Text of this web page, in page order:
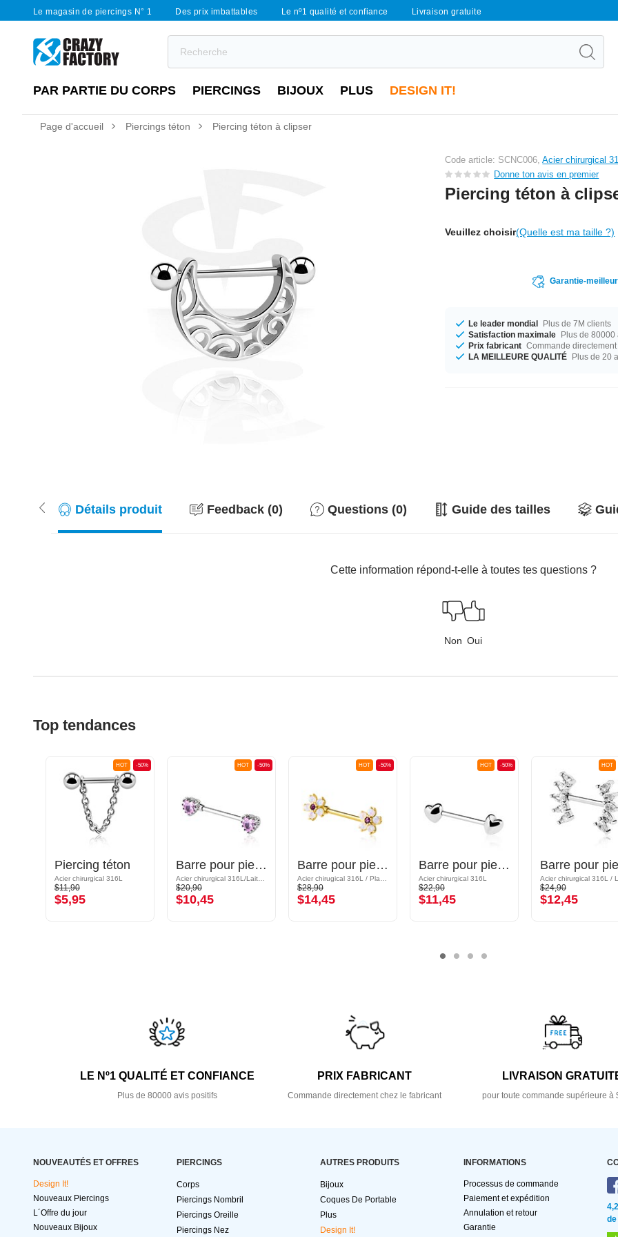
Le magasin de piercings N° 1 Des prix imbattables Le nº1 qualité et confiance Livraison gratuite
PAR PARTIE DU CORPS PIERCINGS BIJOUX PLUS DESIGN IT!
Page d'accueil Piercings téton Piercing téton à clipser
Code article: SCNC006,Acier chirurgical
Donne ton avis en premier
Piercing téton à
Veuillez choisir(Quelle est ma taille ?)
Garantie-
Le leader mondial Plus de 7M clients
Satisfaction maximale Plus de 80000
Prix fabricant Commande
LA MEILLEURE QUALITÉ Plus de 20
Détails produit Feedback (0) Questions (0) Guide des tailles
Cette information répond-t-elle à toutes tes questions ?
Non Oui
Top tendances
-50%
HOT
Piercing téton
Acier chirurgical 316L
$11,90
$5,95
-50%
HOT
Barre pour piercing téton avec motif coeur
$20,90
$10,45
-50%
HOT
Barre pour piercing téton avec accessoire fleur et pierres en cristal
$28,90
$14,45
-50%
HOT
Barre pour piercing téton
Acier chirurgical 316L
$22,90
$11,45
HOT
$24,90
$12,45
LE Nº1 QUALITÉ ET CONFIANCE
Plus de 80000 avis positifs
PRIX FABRICANT
Commande directement chez le fabricant
LIVRAISON
pour toute commande supérieure à
NOUVEAUTÉS ET OFFRES
Design It!
Nouveaux Piercings
L´Offre du jour
Nouveaux Bijoux
PIERCINGS
Corps
Piercings Nombril
Piercings Oreille
Piercings Nez
AUTRES PRODUITS
Bijoux
Coques De Portable
Plus
Design It!
INFORMATIONS
Processus de commande
Paiement et expédition
Annulation et retour
Garantie